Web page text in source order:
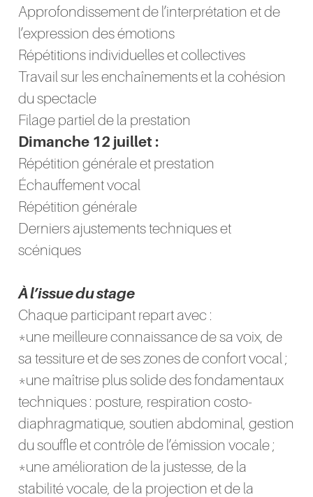
Approfondissement de l’interprétation et de
l’expression des émotions
Répétitions individuelles et collectives
Travail sur les enchaînements et la cohésion
du spectacle
Filage partiel de la prestation
Dimanche 12 juillet :
Répétition générale et prestation
Échauffement vocal
Répétition générale
Derniers ajustements techniques et
scéniques
À l’issue du stage
Chaque participant repart avec :
*une meilleure connaissance de sa voix, de
sa tessiture et de ses zones de confort vocal ;
*une maîtrise plus solide des fondamentaux
techniques : posture, respiration costo-
diaphragmatique, soutien abdominal, gestion
du souffle et contrôle de l’émission vocale ;
*une amélioration de la justesse, de la
stabilité vocale, de la projection et de la